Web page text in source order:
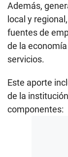
Además,
local y
fuentes de
de la
servicios.
Este aporte
de la
componentes: